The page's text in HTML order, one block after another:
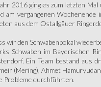
2016 ging es zum letzten
am vergangenen
aus dem Ostallgäuer
wir den Schwabenpokal
Schwaben im Bayerischen
Ein Team bestand aus
(Mering), Ahmet
Probleme durchführten.